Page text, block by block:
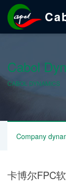
Cabol
CABOL DYNAMICS
Company
卡博尔FPC